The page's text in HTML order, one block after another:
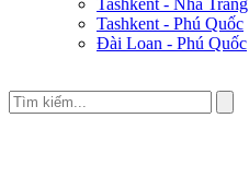
Tashkent - Nha Trang
Tashkent - Phú Quốc
Đài Loan - Phú Quốc